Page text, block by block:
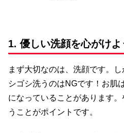
1. 優しい洗顔を心がけよ
まず大切なのは、洗顔です。
シゴシ洗うのはNGです！お肌
になっていることがあります
うことがポイントです。